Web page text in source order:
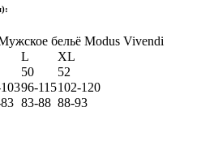
L
XL
50
52
96-115102-120
83-88 88-93